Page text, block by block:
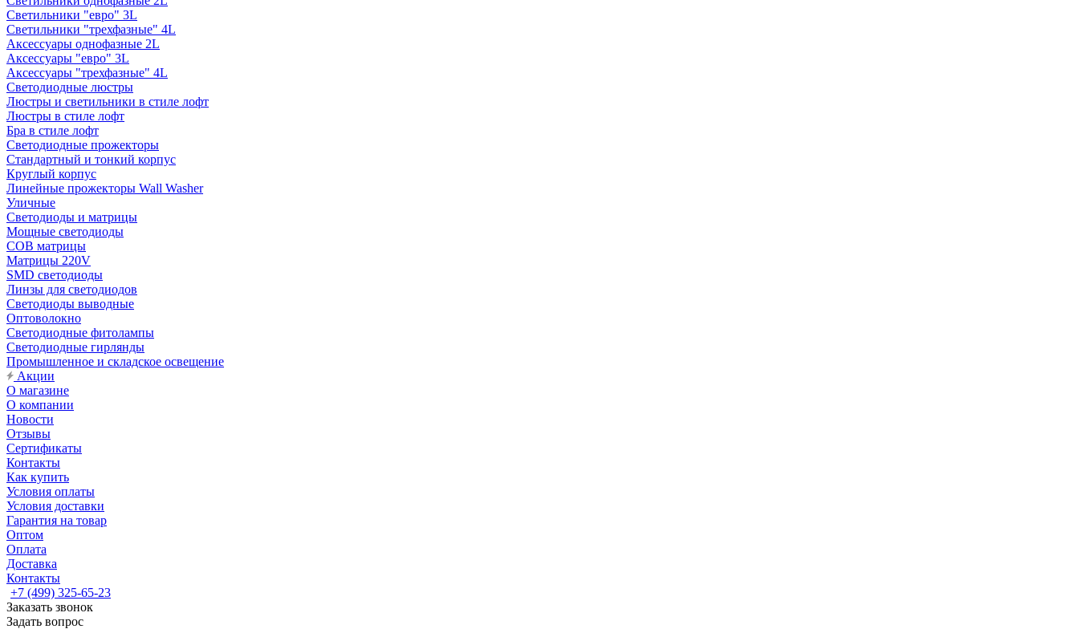
Светильники "евро" 3L
Светильники "трехфазные" 4L
Аксессуары однофазные 2L
Аксессуары "евро" 3L
Аксессуары "трехфазные" 4L
Светодиодные люстры
Люстры и светильники в стиле лофт
Люстры в стиле лофт
Бра в стиле лофт
Светодиодные прожекторы
Стандартный и тонкий корпус
Круглый корпус
Линейные прожекторы Wall Washer
Уличные
Светодиоды и матрицы
Мощные светодиоды
COB матрицы
Матрицы 220V
SMD светодиоды
Линзы для светодиодов
Светодиоды выводные
Оптоволокно
Светодиодные фитолампы
Светодиодные гирлянды
Промышленное и складское освещение
Акции
О магазине
О компании
Новости
Отзывы
Сертификаты
Контакты
Как купить
Условия оплаты
Условия доставки
Гарантия на товар
Оптом
Оплата
Доставка
Контакты
+7 (499) 325-65-23
Заказать звонок
Задать вопрос